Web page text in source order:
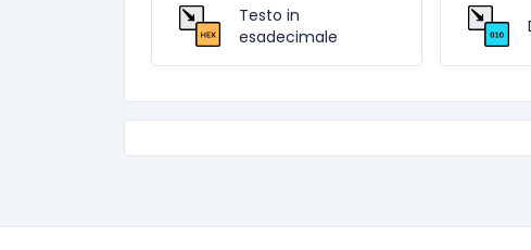
Testo in
esadecimale